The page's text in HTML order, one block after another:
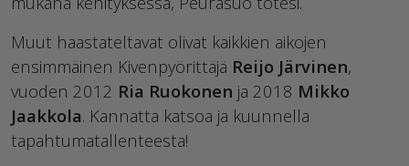
Muut haastateltavat olivat kaikkien aikojen
ensimmäinen Kivenpyörittäjä Reijo Järvinen,
vuoden 2012 Ria Ruokonen ja 2018 Mikko
Jaakkola. Kannatta katsoa ja kuunnella
tapahtumatallenteesta!